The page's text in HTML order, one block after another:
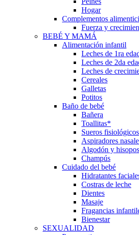
Hogar
Complementos
Fuerza y
BEBÉ Y MAMÁ
Alimentación infantil
Leches de 1ra
Leches de 2da
Leches de
Cereales
Galletas
Potitos
Baño de bebé
Bañera
Toallitas*
Sueros fisiológicos
Aspiradores
Algodón y
Champús
Cuidado del bebé
Hidratantes
Costras de leche
Dientes
Masaje
Fragancias
Bienestar
SEXUALIDAD